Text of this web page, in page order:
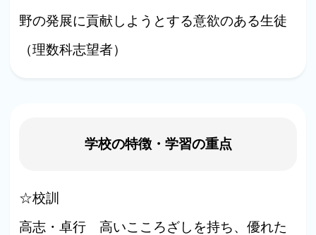
野の発展に貢献しようとする意欲のある生徒
（理数科志望者）
学校の特徴・学習の重点
☆校訓
高志・卓行 高いこころざしを持ち、優れた